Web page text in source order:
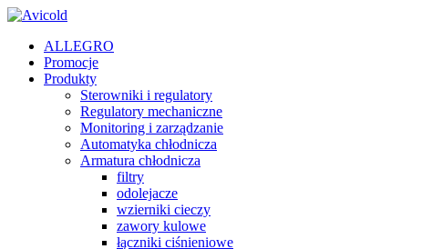
ALLEGRO
Promocje
Produkty
Sterowniki i regulatory
Regulatory mechaniczne
Monitoring i zarządzanie
Automatyka chłodnicza
Armatura chłodnicza
filtry
odolejacze
wzierniki cieczy
zawory kulowe
łączniki ciśnieniowe